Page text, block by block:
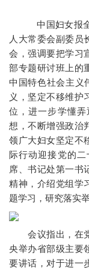
中国妇女报全媒
人大常委会副委员
会，强调要把学习
部专题研讨班上的
中国特色社会主义
义，坚定不移维护
位，进一步学懂
想，不断增强政治
领广大妇女坚定不
际行动迎接党的
席、书记处第一书
精神，介绍党组学
题学习，研究落实举
会议指出，在党
央举办省部级主要
要讲话，对于进一